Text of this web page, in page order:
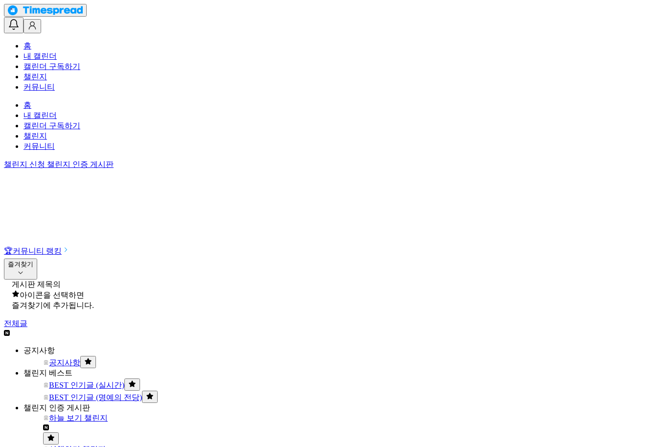
홈
내 캘린더
캘린더 구독하기
챌린지
커뮤니티
홈
내 캘린더
캘린더 구독하기
챌린지
커뮤니티
챌린지 신청 챌린지 인증 게시판
🏆커뮤니티 랭킹
즐겨찾기
게시판 제목의
아이콘을 선택하면
즐겨찾기에 추가됩니다.
전체글
공지사항
공지사항
챌린지 베스트
BEST 인기글 (실시간)
BEST 인기글 (명예의 전당)
챌린지 인증 게시판
하늘 보기 챌린지